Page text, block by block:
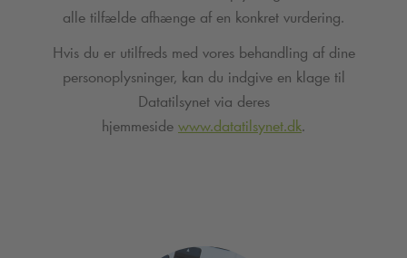
alle tilfælde afhænge af en konkret vurdering.
Hvis du er utilfreds med vores behandling af dine
personoplysninger, kan du indgive en klage til
Datatilsynet via deres
hjemmeside www.datatilsynet.dk.